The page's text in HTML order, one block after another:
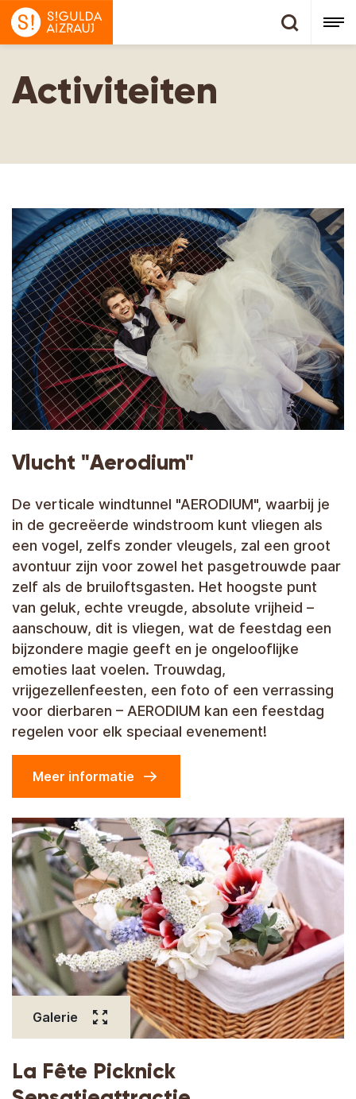
Activiteiten
Vlucht "Aerodium"
De verticale windtunnel "AERODIUM", waarbij je
in de gecreëerde windstroom kunt vliegen als
een vogel, zelfs zonder vleugels, zal een groot
avontuur zijn voor zowel het pasgetrouwde paar
zelf als de bruiloftsgasten. Het hoogste punt
van geluk, echte vreugde, absolute vrijheid –
aanschouw, dit is vliegen, wat de feestdag een
bijzondere magie geeft en je ongelooflijke
emoties laat voelen. Trouwdag,
vrijgezellenfeesten, een foto of een verrassing
voor dierbaren – AERODIUM kan een feestdag
regelen voor elk speciaal evenement!
Meer informatie
Galerie
La Fête Picknick